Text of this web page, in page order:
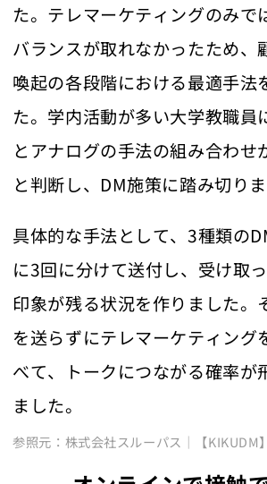
た。テレマーケティングのみで
バランスが取れなかったため、
喚起の各段階における最適手法
た。学内活動が多い大学教職員
とアナログの手法の組み合わせ
と判断し、DM施策に踏み切りま
具体的な手法として、3種類の
に3回に分けて送付し、受け取
印象が残る状況を作りました。
を送らずにテレマーケティング
べて、トークにつながる確率が
ました。
参照元：株式会社スルーパス｜【